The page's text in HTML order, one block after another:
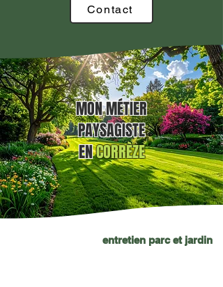
Contact
MON MÉTIER
PAYSAGISTE
ENCORRÈZE
entretien parc et jardin